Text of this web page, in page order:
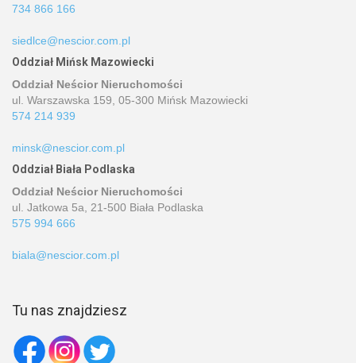
734 866 166
siedlce@nescior.com.pl
Oddział Mińsk Mazowiecki
Oddział Neścior Nieruchomości
ul. Warszawska 159, 05-300 Mińsk Mazowiecki
574 214 939
minsk@nescior.com.pl
Oddział Biała Podlaska
Oddział Neścior Nieruchomości
ul. Jatkowa 5a, 21-500 Biała Podlaska
575 994 666
biala@nescior.com.pl
Tu nas znajdziesz